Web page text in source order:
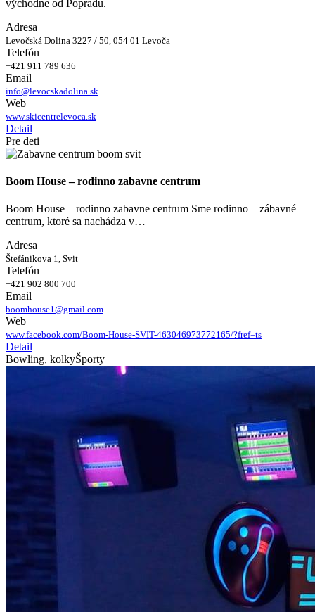
východne od Popradu.
Adresa
Levočská Dolina 3227 / 50, 054 01 Levoča
Telefón
+421 911 789 636
Email
info@levocskadolina.sk
Web
www.skicentrelevoca.sk
Detail
Pre deti
Boom House – rodinno zabavne centrum
Boom House – rodinno zabavne centrum Sme rodinno – zábavné
centrum, ktoré sa nachádza v…
Adresa
Štefánikova 1, Svit
Telefón
+421 902 800 700
Email
boomhouse1@gmail.com
Web
www.facebook.com/Boom-House-SVIT-463046973772165/?fref=ts
Detail
Bowling, kolkyŠporty